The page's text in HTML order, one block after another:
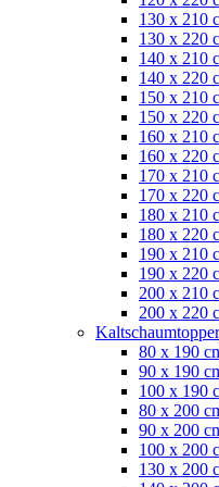
130 x 210
130 x 220
140 x 210
140 x 220
150 x 210
150 x 220
160 x 210
160 x 220
170 x 210
170 x 220
180 x 210
180 x 220
190 x 210
190 x 220
200 x 210
200 x 220
Kaltschaumtopper
80 x 190
90 x 190
100 x 190
80 x 200
90 x 200
100 x 200
130 x 200